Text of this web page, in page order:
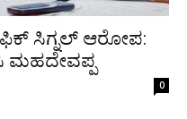
ಸಿಗ್ನಲ್ ಆರೋಪ:
ಮಹದೇವಪ್ಪ
0